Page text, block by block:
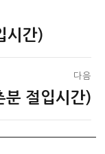
시간)
다음
절입시간)